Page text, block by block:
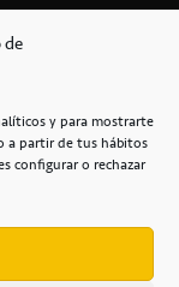
y para mostrarte
a partir de tus hábitos
configurar o rechazar